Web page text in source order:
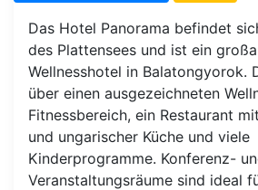
Das Hotel Panorama befindet
des Plattensees und ist ein
Wellnesshotel in Balatongyorok.
über einen ausgezeichneten
Fitnessbereich, ein Restaurant
und ungarischer Küche und viele
Kinderprogramme. Konferenz-
Veranstaltungsräume sind ideal